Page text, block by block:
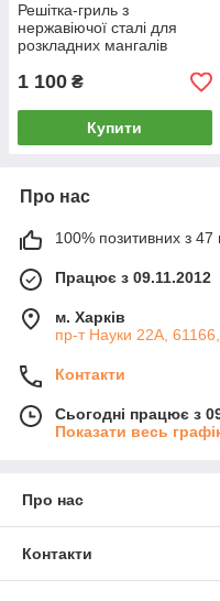
Решітка-гриль з
нержавіючої сталі для
розкладних мангалів
1 100 ₴
Купити
Про нас
100% позитивних з 47
Працює з 09.11.2012
м. Харків
пр-т Науки 22А, 61166,
Контакти
Сьогодні працює з
Показати весь
Про нас
Контакти